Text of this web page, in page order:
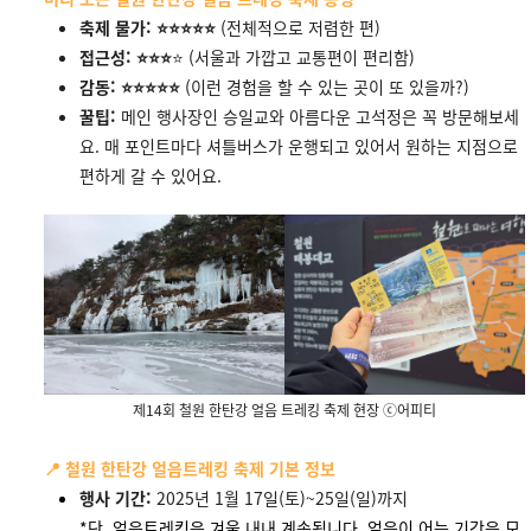
축제 물가: ⭐⭐⭐⭐⭐ (전체적으로 저렴한 편)
접근성: ⭐⭐⭐⭐ (서울과 가깝고 교통편이 편리함)
감동: ⭐⭐⭐⭐⭐ (이런 경험을 할 수 있는 곳이 또 있을까?)
꿀팁: 메인 행사장인 승일교와 아름다운 고석정은 꼭 방문해보세
요. 매 포인트마다 셔틀버스가 운행되고 있어서 원하는 지점으로
편하게 갈 수 있어요.
제14회 철원 한탄강 얼음 트레킹 축제 현장 ⓒ어피티
📍 철원 한탄강 얼음트레킹 축제 기본 정보
행사 기간: 2025년 1월 17일(토)~25일(일)까지